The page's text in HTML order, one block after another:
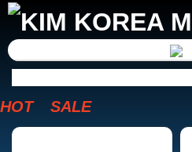
Skip
content
HOT SALE